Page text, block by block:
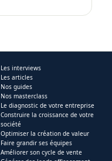
Les interviews
Les articles
Nos guides
Nos masterclass
Le diagnostic de votre entreprise
Construire la croissance de votre
société
Optimiser la création de valeur
Faire grandir ses équipes
Améliorer son cycle de vente